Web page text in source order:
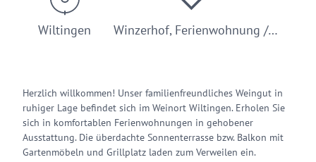
Wiltingen Winzerhof, Ferienwohnung /…
Herzlich willkommen! Unser familienfreundliches Weingut in
ruhiger Lage befindet sich im Weinort Wiltingen. Erholen Sie
sich in komfortablen Ferienwohnungen in gehobener
Ausstattung. Die überdachte Sonnenterrasse bzw. Balkon mit
Gartenmöbeln und Grillplatz laden zum Verweilen ein.